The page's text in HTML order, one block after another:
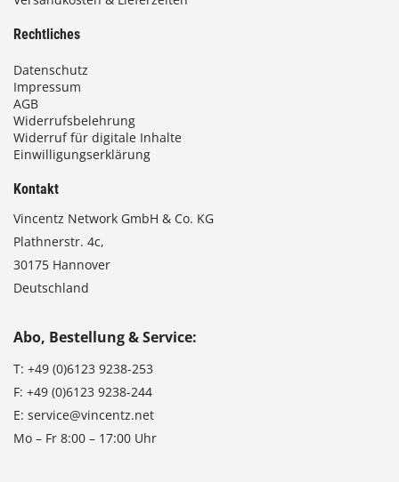
Rechtliches
Datenschutz
Impressum
AGB
Widerrufsbelehrung
Widerruf für digitale Inhalte
Einwilligungserklärung
Kontakt
Vincentz Network GmbH & Co. KG
Plathnerstr. 4c,
30175 Hannover
Deutschland
Abo, Bestellung & Service:
T: +49 (0)6123 9238-253
F: +49 (0)6123 9238-244
E: service@vincentz.net
Mo – Fr 8:00 – 17:00 Uhr